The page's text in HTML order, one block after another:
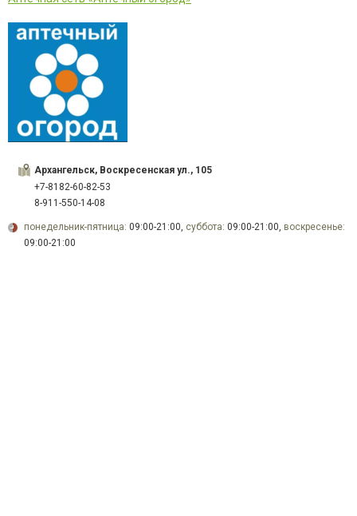
Архангельск, Воскресенская ул., 105
+7-8182-60-82-53
8-911-550-14-08
понедельник-пятница: 09:00-21:00, суббота: 09:00-21:00, воскресенье:
09:00-21:00